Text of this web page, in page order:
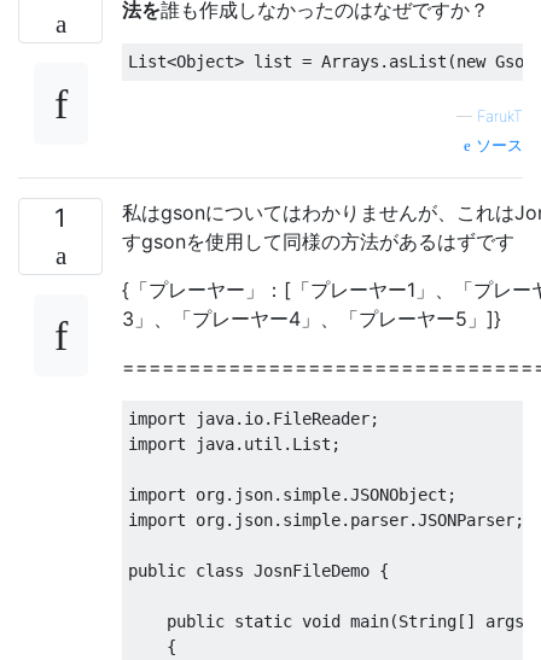
法を誰も作成しなかったのはなぜですか？
List<Object> list = Arrays . asList (new
— FarukT
ソース
1
私はgsonについてはわかりませんが、これは
すgsonを使用して同様の方法があるはずです
{「プレーヤー」：[「プレーヤー1」、「プレー
3」、「プレーヤー4」、「プレーヤー5」]}
import java. io. FileReader;
import java. util . List ;
import org. json. simple.JSONObject ;
import org. json. simple. parser.JSONParser;
public class JosnFileDemo {
public static void main(String[] args
{